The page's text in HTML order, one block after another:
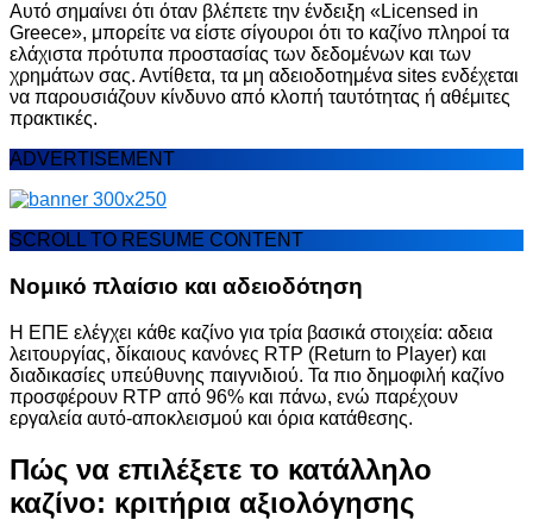
Αυτό σημαίνει ότι όταν βλέπετε την ένδειξη «Licensed in
Greece», μπορείτε να είστε σίγουροι ότι το καζίνο πληροί τα
ελάχιστα πρότυπα προστασίας των δεδομένων και των
χρημάτων σας. Αντίθετα, τα μη αδειοδοτημένα sites ενδέχεται
να παρουσιάζουν κίνδυνο από κλοπή ταυτότητας ή αθέμιτες
πρακτικές.
ADVERTISEMENT
SCROLL TO RESUME CONTENT
Νομικό πλαίσιο και αδειοδότηση
Η ΕΠΕ ελέγχει κάθε καζίνο για τρία βασικά στοιχεία: αδεια
λειτουργίας, δίκαιους κανόνες RTP (Return to Player) και
διαδικασίες υπεύθυνης παιγνιδιού. Τα πιο δημοφιλή καζίνο
προσφέρουν RTP από 96% και πάνω, ενώ παρέχουν
εργαλεία αυτό-αποκλεισμού και όρια κατάθεσης.
Πώς να επιλέξετε το κατάλληλο
καζίνο: κριτήρια αξιολόγησης